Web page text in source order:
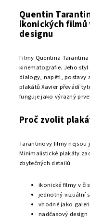
Jak vybrat
Rámy z IKEA patří mezi
dostupné v mnoha
Pokud hledáte plakát do
rozměr plakátu.
zarámování bez nutnosti
Designové plakáty
běžných rámů a vytvořit
plakátů